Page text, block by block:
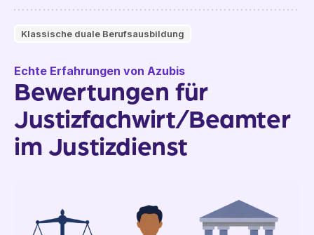
Klassische duale Berufsausbildung
Echte Erfahrungen von Azubis
Bewertungen für
Justizfachwirt/Beamter
im Justizdienst